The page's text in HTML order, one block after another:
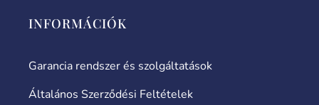
INFORMÁCIÓK
Garancia rendszer és szolgáltatások
Általános Szerződési Feltételek